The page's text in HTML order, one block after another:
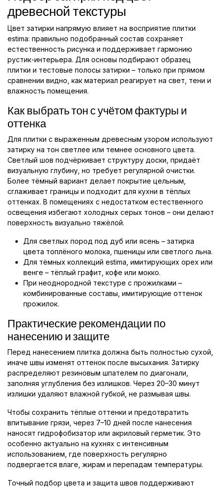
древесной текстуры
Цвет затирки напрямую влияет на восприятие плитки
estimа: правильно подобранный состав сохраняет
естественность рисунка и поддерживает гармонию
рустик-интерьера. Для основы подбирают образец
плитки и тестовые полосы затирки – только при прямом
сравнении видно, как материал реагирует на свет, тени и
влажность помещения.
Как выбрать тон с учётом фактуры и
оттенка
Для плитки с выраженным древесным узором используют
затирку на тон светлее или темнее основного цвета.
Светлый шов подчёркивает структуру доски, придаёт
визуальную глубину, но требует регулярной очистки.
Более тёмный вариант делает покрытие цельным,
сглаживает границы и подходит для кухни в тёплых
оттенках. В помещениях с недостатком естественного
освещения избегают холодных серых тонов – они делают
поверхность визуально тяжёлой.
Для светлых пород под дуб или ясень – затирка
цвета топлёного молока, пшеницы или светлого льна.
Для тёмных коллекций estimа, имитирующих орех или
венге – тёплый графит, кофе или мокко.
При неоднородной текстуре с прожилками –
комбинированные составы, имитирующие оттенок
прожилок.
Практические рекомендации по
нанесению и защите
Перед нанесением плитка должна быть полностью сухой,
иначе швы изменят оттенок после высыхания. Затирку
распределяют резиновым шпателем по диагонали,
заполняя углубления без излишков. Через 20–30 минут
излишки удаляют влажной губкой, не размывая швы.
Чтобы сохранить тёплые оттенки и предотвратить
впитывание грязи, через 7–10 дней после нанесения
наносят гидрофобизатор или акриловый герметик. Это
особенно актуально на кухнях с интенсивным
использованием, где поверхность регулярно
подвергается влаге, жирам и перепадам температуры.
Точный подбор цвета и защита швов поддерживают